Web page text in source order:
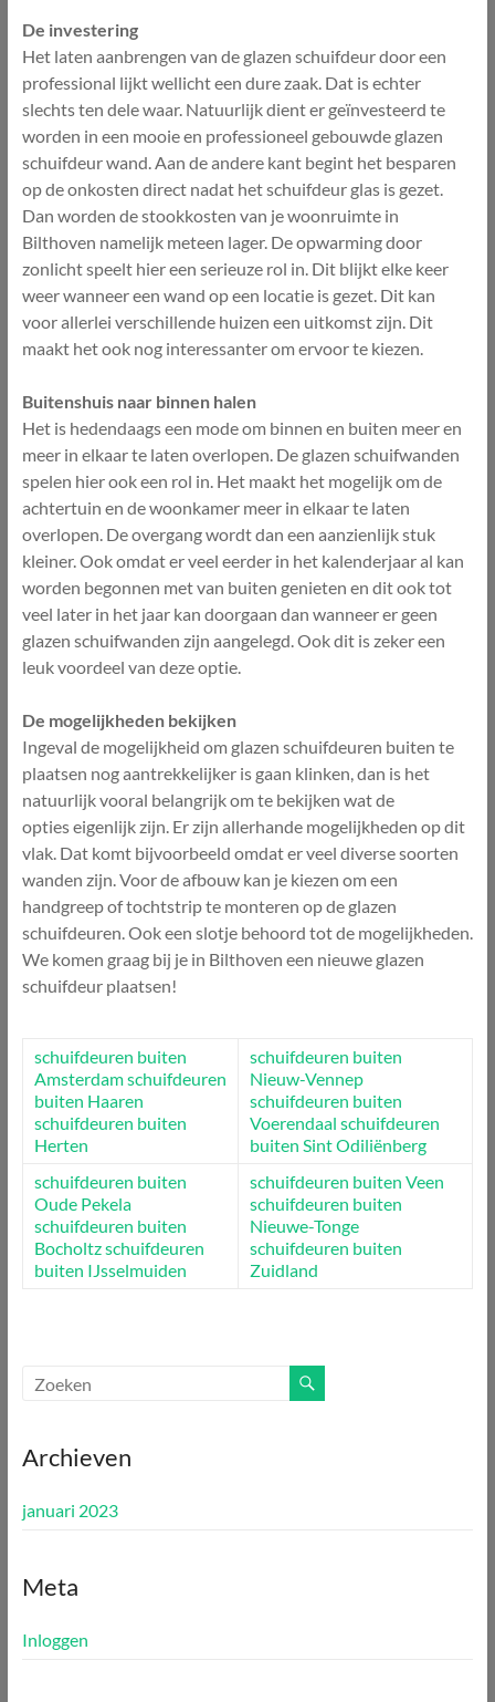
De investering
Het laten aanbrengen van de glazen schuifdeur door een
professional lijkt wellicht een dure zaak. Dat is echter
slechts ten dele waar. Natuurlijk dient er geïnvesteerd te
worden in een mooie en professioneel gebouwde glazen
schuifdeur wand. Aan de andere kant begint het besparen
op de onkosten direct nadat het schuifdeur glas is gezet.
Dan worden de stookkosten van je woonruimte in
Bilthoven namelijk meteen lager. De opwarming door
zonlicht speelt hier een serieuze rol in. Dit blijkt elke keer
weer wanneer een wand op een locatie is gezet. Dit kan
voor allerlei verschillende huizen een uitkomst zijn. Dit
maakt het ook nog interessanter om ervoor te kiezen.
Buitenshuis naar binnen halen
Het is hedendaags een mode om binnen en buiten meer en
meer in elkaar te laten overlopen. De glazen schuifwanden
spelen hier ook een rol in. Het maakt het mogelijk om de
achtertuin en de woonkamer meer in elkaar te laten
overlopen. De overgang wordt dan een aanzienlijk stuk
kleiner. Ook omdat er veel eerder in het kalenderjaar al kan
worden begonnen met van buiten genieten en dit ook tot
veel later in het jaar kan doorgaan dan wanneer er geen
glazen schuifwanden zijn aangelegd. Ook dit is zeker een
leuk voordeel van deze optie.
De mogelijkheden bekijken
Ingeval de mogelijkheid om glazen schuifdeuren buiten te
plaatsen nog aantrekkelijker is gaan klinken, dan is het
natuurlijk vooral belangrijk om te bekijken wat de
opties eigenlijk zijn. Er zijn allerhande mogelijkheden op dit
vlak. Dat komt bijvoorbeeld omdat er veel diverse soorten
wanden zijn. Voor de afbouw kan je kiezen om een
handgreep of tochtstrip te monteren op de glazen
schuifdeuren. Ook een slotje behoord tot de mogelijkheden.
We komen graag bij je in Bilthoven een nieuwe glazen
schuifdeur plaatsen!
schuifdeuren buiten
Amsterdamschuifdeuren
buiten Haaren
schuifdeuren buiten
Herten
schuifdeuren buiten
Nieuw-Vennep
schuifdeuren buiten
Voerendaal schuifdeuren
buiten Sint Odiliënberg
schuifdeuren buiten
Oude Pekela
schuifdeuren buiten
Bocholtzschuifdeuren
buiten IJsselmuiden
schuifdeuren buiten Veen
schuifdeuren buiten
Nieuwe-Tonge
schuifdeuren buiten
Zuidland
Archieven
januari 2023
Meta
Inloggen